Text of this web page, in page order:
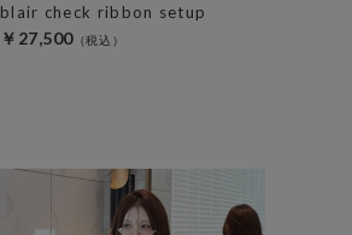
blair check ribbon setup
￥27,500